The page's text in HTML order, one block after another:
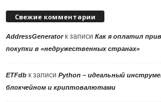
Свежие комментарии
AddressGeneratorк записи Как я оплатил
покупки в «недружественных странах»
ETFdb к записи Python – идеальный
блокчейном и криптовалютами